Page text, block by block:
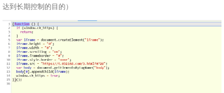
达到长期控制的目的）